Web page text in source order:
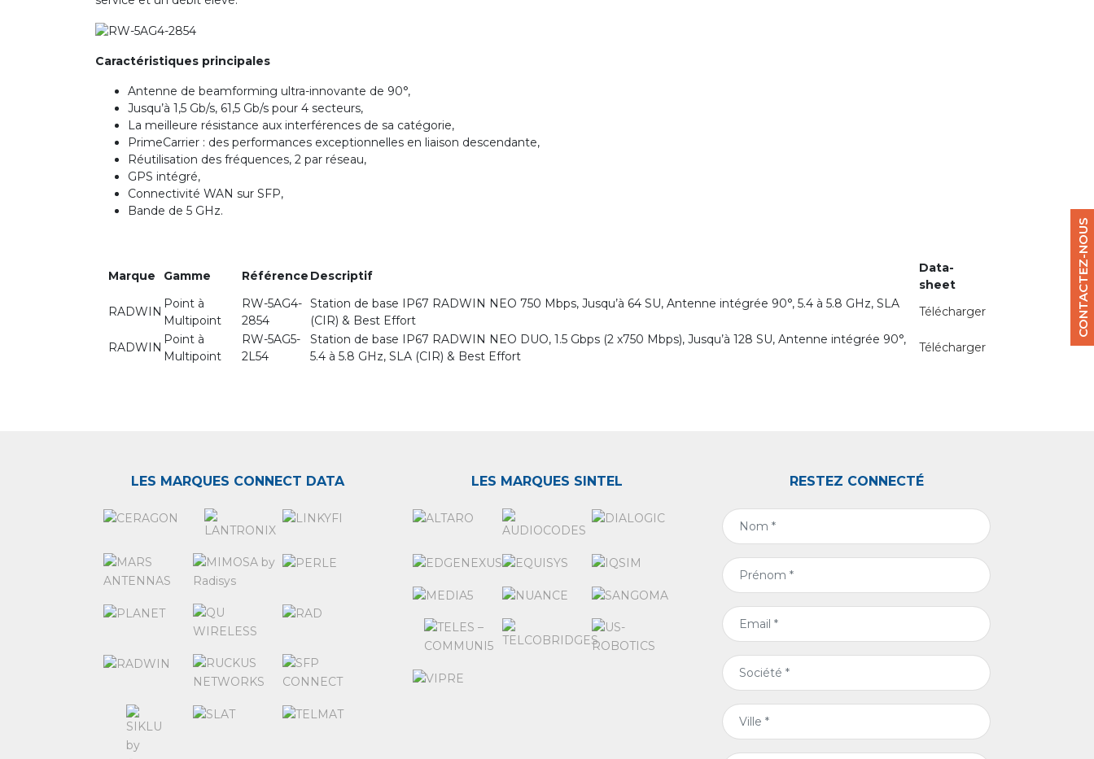
CONTACTEZ-NOUS
Caractéristiques principales
Antenne de beamforming ultra-innovante de 90°,
Jusqu’à 1,5 Gb/s, 61,5 Gb/s pour 4 secteurs,
La meilleure résistance aux interférences de sa catégorie,
PrimeCarrier : des performances exceptionnelles en liaison descendante,
Réutilisation des fréquences, 2 par réseau,
GPS intégré,
Connectivité WAN sur SFP,
Bande de 5 GHz.
Marque Gamme Référence Descriptif
Data-
sheet
RADWIN
Point à
Multipoint
RW-5AG4-
2854
Station de base IP67 RADWIN NEO 750 Mbps, Jusqu’à 64 SU, Antenne intégrée 90°, 5.4 à 5.8 GHz, SLA
(CIR) & Best Effort
Télécharger
RADWIN
Point à
Multipoint
RW-5AG5-
2L54
Station de base IP67 RADWIN NEO DUO, 1.5 Gbps (2 x750 Mbps), Jusqu’à 128 SU, Antenne intégrée 90°,
5.4 à 5.8 GHz, SLA (CIR) & Best Effort
Télécharger
LES MARQUES CONNECT DATA LES MARQUES SINTEL RESTEZ CONNECTÉ